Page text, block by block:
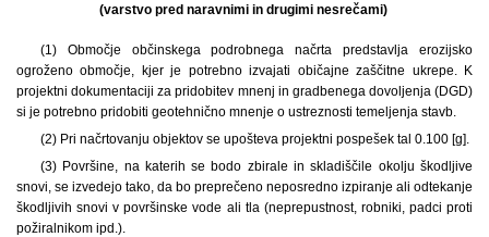
(varstvo pred naravnimi in drugimi nesrečami)
(1) Območje občinskega podrobnega načrta predstavlja erozijsko
ogroženo območje, kjer je potrebno izvajati običajne zaščitne ukrepe. K
projektni dokumentaciji za pridobitev mnenj in gradbenega dovoljenja (DGD)
si je potrebno pridobiti geotehnično mnenje o ustreznosti temeljenja stavb.
(2) Pri načrtovanju objektov se upošteva projektni pospešek tal 0.100 [g].
(3) Površine, na katerih se bodo zbirale in skladiščile okolju škodljive
snovi, se izvedejo tako, da bo preprečeno neposredno izpiranje ali odtekanje
škodljivih snovi v površinske vode ali tla (neprepustnost, robniki, padci proti
požiralnikom ipd.).